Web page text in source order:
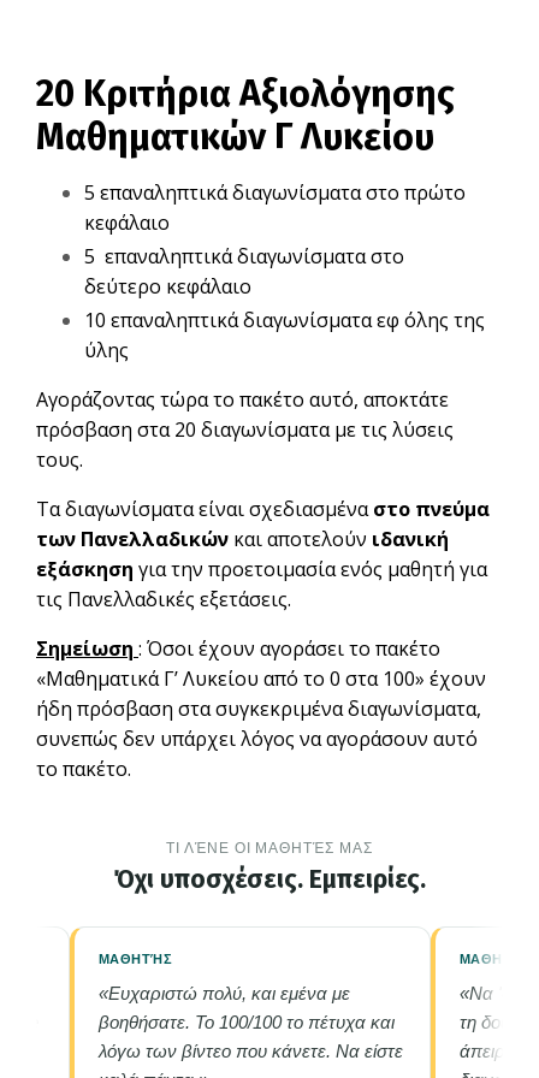
20 Κριτήρια Αξιολόγησης
Μαθηματικών Γ Λυκείου
5 επαναληπτικά διαγωνίσματα στο πρώτο
κεφάλαιο
5 επαναληπτικά διαγωνίσματα στο
δεύτερο κεφάλαιο
10 επαναληπτικά διαγωνίσματα εφ όλης της
ύλης
Αγοράζοντας τώρα το πακέτο αυτό, αποκτάτε
πρόσβαση στα 20 διαγωνίσματα με τις λύσεις
τους.
Τα διαγωνίσματα είναι σχεδιασμέναστο πνεύμα
των Πανελλαδικών και αποτελούν ιδανική
εξάσκηση για την προετοιμασία ενός μαθητή για
τις Πανελλαδικές εξετάσεις.
Σημείωση : Όσοι έχουν αγοράσει το πακέτο
«Μαθηματικά Γ’ Λυκείου από το 0 στα 100» έχουν
ήδη πρόσβαση στα συγκεκριμένα διαγωνίσματα,
συνεπώς δεν υπάρχει λόγος να αγοράσουν αυτό
το πακέτο.
ΤΙ ΛΈΝΕ ΟΙ ΜΑΘΗΤΈΣ ΜΑΣ
Όχι υποσχέσεις. Εμπειρίες.
ΜΑΘΗΤΉΣ
«Ευχαριστώ πολύ, και εμένα με
βοηθήσατε. Το 100/100 το πέτυχα και
λόγω των βίντεο που κάνετε. Να είστε
ΜΑΘΗΤΉΣ
«Να 'στε
τη
άπειρες